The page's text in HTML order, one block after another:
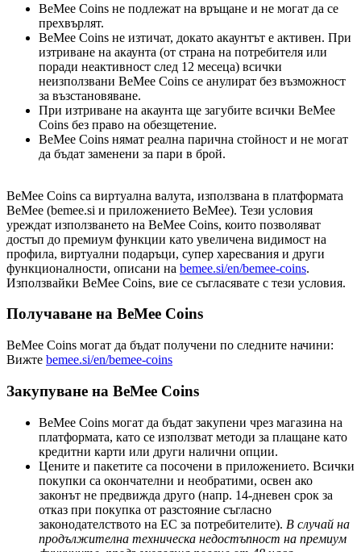
BeMee Coins не подлежат на връщане и не могат да се
прехвърлят.
BeMee Coins не изтичат, докато акаунтът е активен. При
изтриване на акаунта (от страна на потребителя или
поради неактивност след 12 месеца) всички
неизползвани BeMee Coins се анулират без възможност
за възстановяване.
При изтриване на акаунта ще загубите всички BeMee
Coins без право на обезщетение.
BeMee Coins нямат реална парична стойност и не могат
да бъдат заменени за пари в брой.
BeMee Coins са виртуална валута, използвана в платформата
BeMee (bemee.si и приложението BeMee). Тези условия
уреждат използването на BeMee Coins, които позволяват
достъп до премиум функции като увеличена видимост на
профила, виртуални подаръци, супер харесвания и други
функционалности, описани на bemee.si/en/bemee-coins.
Използвайки BeMee Coins, вие се съгласявате с тези условия.
Получаване на BeMee Coins
BeMee Coins могат да бъдат получени по следните начини:
Вижте bemee.si/en/bemee-coins
Закупуване на BeMee Coins
BeMee Coins могат да бъдат закупени чрез магазина на
платформата, като се използват методи за плащане като
кредитни карти или други налични опции.
Цените и пакетите са посочени в приложението. Всички
покупки са окончателни и необратими, освен ако
законът не предвижда друго (напр. 14-дневен срок за
отказ при покупка от разстояние съгласно
законодателството на ЕС за потребителите). В случай на
продължителна техническа недостъпност на премиум